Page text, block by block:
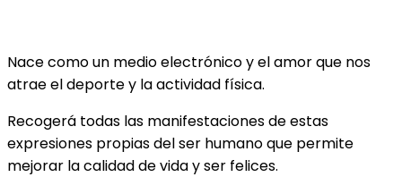
Nace como un medio electrónico y el amor que nos
atrae el deporte y la actividad física.
Recogerá todas las manifestaciones de estas
expresiones propias del ser humano que permite
mejorar la calidad de vida y ser felices.